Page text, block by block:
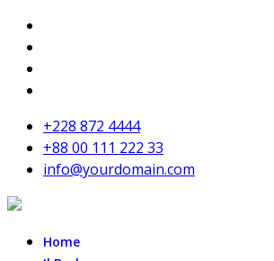
+228 872 4444
+88 00 111 222 33
info@yourdomain.com
Home